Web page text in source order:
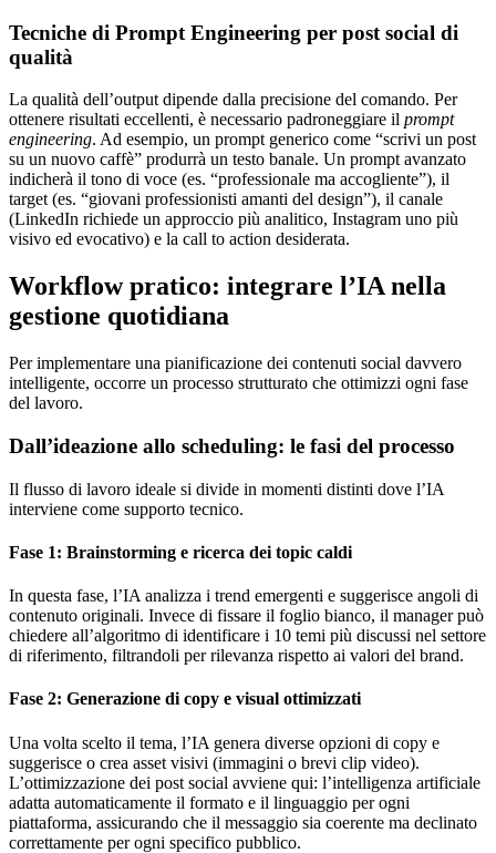
Tecniche di Prompt Engineering per post social di
qualità
La qualità dell’output dipende dalla precisione del comando. Per
ottenere risultati eccellenti, è necessario padroneggiare il prompt
engineering. Ad esempio, un prompt generico come “scrivi un post
su un nuovo caffè” produrrà un testo banale. Un prompt avanzato
indicherà il tono di voce (es. “professionale ma accogliente”), il
target (es. “giovani professionisti amanti del design”), il canale
(LinkedIn richiede un approccio più analitico, Instagram uno più
visivo ed evocativo) e la call to action desiderata.
Workflow pratico: integrare l’IA nella
gestione quotidiana
Per implementare una pianificazione dei contenuti social davvero
intelligente, occorre un processo strutturato che ottimizzi ogni fase
del lavoro.
Dall’ideazione allo scheduling: le fasi del processo
Il flusso di lavoro ideale si divide in momenti distinti dove l’IA
interviene come supporto tecnico.
Fase 1: Brainstorming e ricerca dei topic caldi
In questa fase, l’IA analizza i trend emergenti e suggerisce angoli di
contenuto originali. Invece di fissare il foglio bianco, il manager può
chiedere all’algoritmo di identificare i 10 temi più discussi nel settore
di riferimento, filtrandoli per rilevanza rispetto ai valori del brand.
Fase 2: Generazione di copy e visual ottimizzati
Una volta scelto il tema, l’IA genera diverse opzioni di copy e
suggerisce o crea asset visivi (immagini o brevi clip video).
L’ottimizzazione dei post social avviene qui: l’intelligenza artificiale
adatta automaticamente il formato e il linguaggio per ogni
piattaforma, assicurando che il messaggio sia coerente ma declinato
correttamente per ogni specifico pubblico.